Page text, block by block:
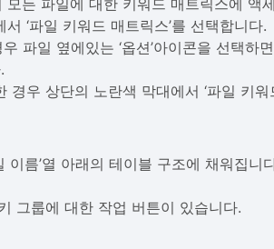
모든 파일에 대한 키워드 매트릭스에 액
‘파일 키워드 매트릭스’를 선택합니다.
파일 옆에있는 ‘옵션’아이콘을 선택하
경우 상단의 노란색 막대에서 ‘파일 키
이름’열 아래의 테이블 구조에 채워집
그룹에 대한 작업 버튼이 있습니다.